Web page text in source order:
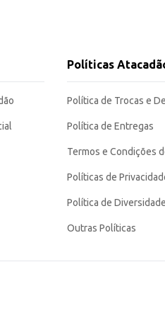
Políticas
Política de Trocas e
Política de Entregas
Termos e Condições
Políticas de
Política de Diversidade
Outras Políticas